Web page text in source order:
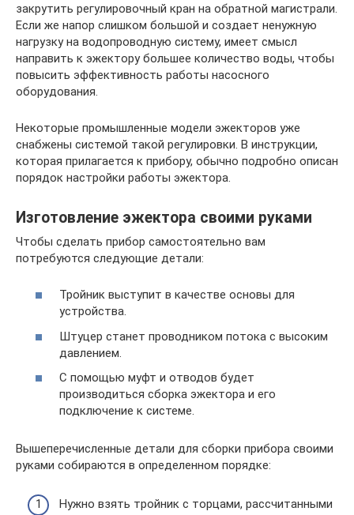
закрутить регулировочный кран на обратной магистрали.
Если же напор слишком большой и создает ненужную
нагрузку на водопроводную систему, имеет смысл
направить к эжектору большее количество воды, чтобы
повысить эффективность работы насосного
оборудования.
Некоторые промышленные модели эжекторов уже
снабжены системой такой регулировки. В инструкции,
которая прилагается к прибору, обычно подробно описан
порядок настройки работы эжектора.
Изготовление эжектора своими руками
Чтобы сделать прибор самостоятельно вам
потребуются следующие детали:
Тройник выступит в качестве основы для
устройства.
Штуцер станет проводником потока с высоким
давлением.
С помощью муфт и отводов будет
производиться сборка эжектора и его
подключение к системе.
Вышеперечисленные детали для сборки прибора своими
руками собираются в определенном порядке:
Нужно взять тройник с торцами, рассчитанными